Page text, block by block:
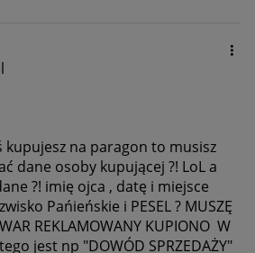
kupujesz na paragon to musisz
dane osoby kupującej ?! LoL a
?! imię ojca , datę i miejsce
Pańieńskie i PESEL ? MUSZĘ
REKLAMOWANY KUPIONO W
jest np "DOWÓD SPRZEDAŻY"